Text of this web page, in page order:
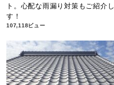
ト。心配な雨漏り対策もご紹介
す！
107,118ビュー